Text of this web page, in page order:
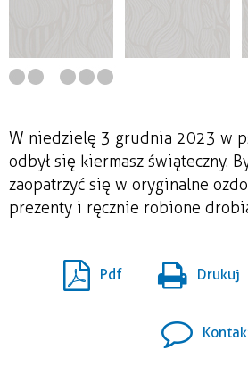
W niedzielę 3 grudnia 2023 w
odbył się kiermasz świąteczny.
zaopatrzyć się w oryginalne
prezenty i ręcznie robione
Pdf Drukuj